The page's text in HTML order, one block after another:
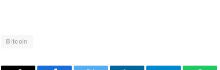
Bitcoin